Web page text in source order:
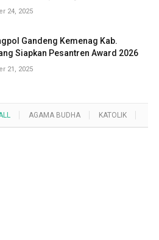
24, 2025
Gandeng Kemenag Kab.
Siapkan Pesantren Award 2026
21, 2025
AGAMA BUDHA KATOLIK